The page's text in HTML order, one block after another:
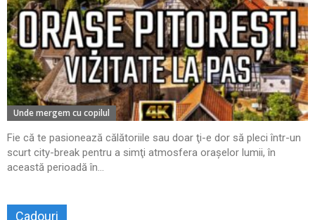
Unde mergem cu copilul
Fie că te pasionează călătoriile sau doar ţi-e dor să pleci într-un
scurt city-break pentru a simţi atmosfera oraşelor lumii, în
această perioadă în...
Cadouri